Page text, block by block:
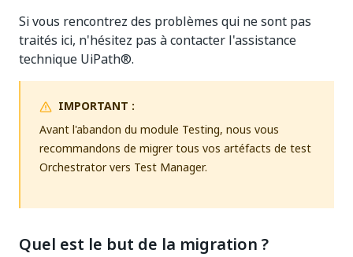
Si vous rencontrez des problèmes qui ne sont pas
traités ici, n'hésitez pas à contacter l'assistance
technique UiPath®.
IMPORTANT :
Avant l'abandon du module Testing, nous vous
recommandons de migrer tous vos artéfacts de test
Orchestrator vers Test Manager.
Quel est le but de la migration ?